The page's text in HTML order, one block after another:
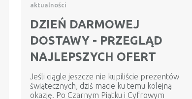
aktualności
DZIEŃ DARMOWEJ
DOSTAWY - PRZEGLĄD
NAJLEPSZYCH OFERT
Jeśli ciągle jeszcze nie kupiliście prezentów
świątecznych, dziś macie ku temu kolejną
okazję. Po Czarnym Piątku i Cyfrowym